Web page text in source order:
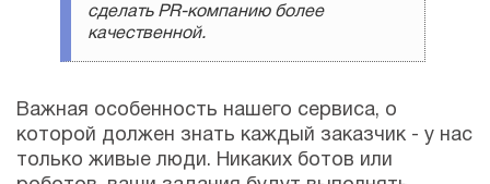
сделать PR-компанию более
качественной.
Важная особенность нашего сервиса, о
которой должен знать каждый заказчик - у нас
только живые люди. Никаких ботов или